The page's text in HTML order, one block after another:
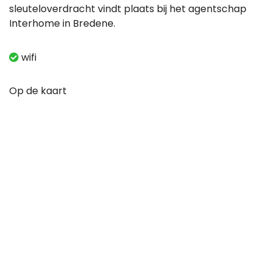
sleuteloverdracht vindt plaats bij het agentschap
Interhome in Bredene.
wifi
Op de kaart